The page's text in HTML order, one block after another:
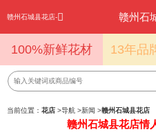
赣州石城县花店- 赣州石
100%新鲜花材 13年品
当前位置： 花店 >导航 >新闻 >赣州石城县花店
赣州石城县花店情